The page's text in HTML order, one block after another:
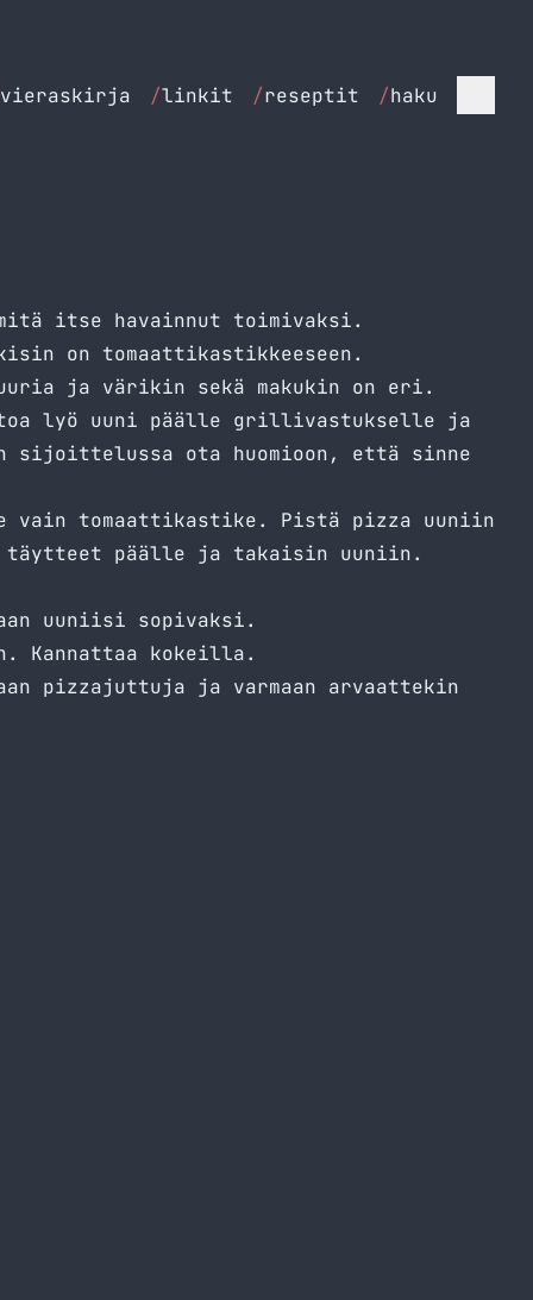
vieraskirja /linkit /reseptit /haku
itse havainnut toimivaksi.
on tomaattikastikkeeseen.
ja värikin sekä makukin on eri.
lyö uuni päälle grillivastukselle ja
ota huomioon, että sinne
vain tomaattikastike. Pistä pizza uuniin
täytteet päälle ja takaisin uuniin.
uuniisi sopivaksi.
. Kannattaa kokeilla.
pizzajuttuja ja varmaan arvaattekin